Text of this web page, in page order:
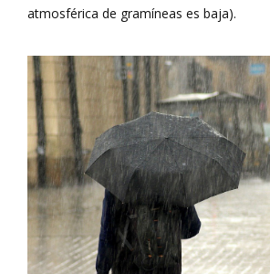
atmosférica de gramíneas es baja).